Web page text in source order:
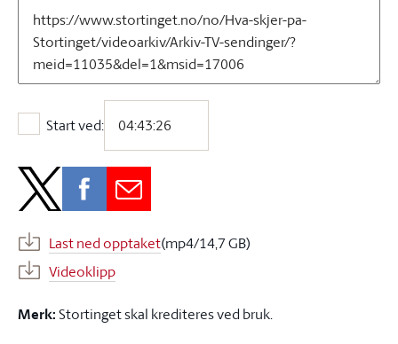
Start ved:
Start ved:
Last ned opptaket(mp4/14,7 GB)
Videoklipp
Merk:Stortinget skal krediteres ved bruk.